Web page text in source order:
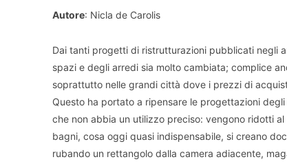
Autore: Nicla de Carolis
Dai tanti progetti di ristrutturazioni pubblicati negli
spazi e degli arredi sia molto cambiata; complice
soprattutto nelle grandi città dove i prezzi di
Questo ha portato a ripensare le progettazioni
che non abbia un utilizzo preciso: vengono ridotti
bagni, cosa oggi quasi indispensabile, si creano
rubando un rettangolo dalla camera adiacente,